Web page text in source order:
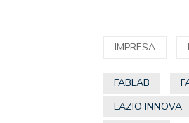
IMPRESA
FABLAB
LAZIO INNOVA